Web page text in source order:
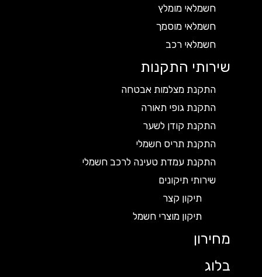
חשמלאי מומלץ
חשמלאי מוסמך
חשמלאי רכב
שירותי התקנות
התקנת מצלמות אבטחה
התקנת גופי תאורה
התקנת קודן לשער
התקנת תריס חשמלי
התקנת עמדת טעינה לרכב חשמלי
שירותי תיקונים
תיקון קצר
תיקון מוצרי חשמל
מחירון
בלוג